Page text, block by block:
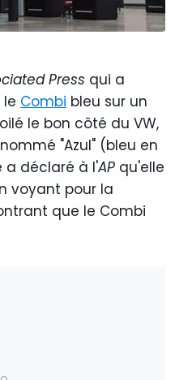
Press qui a
Combi bleu sur un
le bon côté du VW,
"Azul" (bleu en
a déclaré à l'AP qu'elle
voyant pour la
que le Combi